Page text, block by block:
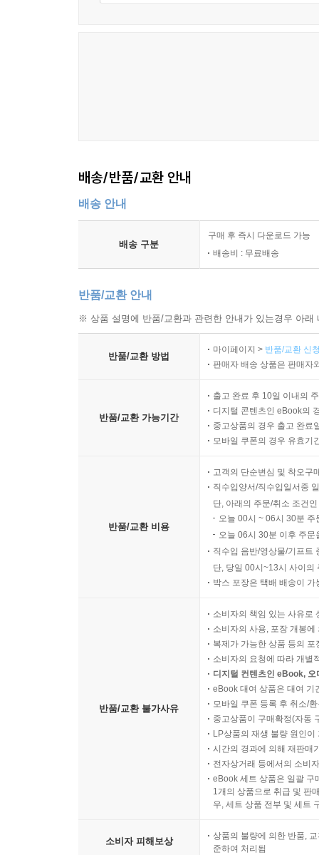
배송/반품/교환 안내
배송 안내
배송 구분
구매 후 즉시 다운로드 가능
배송비 : 무료배송
반품/교환 안내
※ 상품 설명에 반품/교환과 관련한 안내가 있는경우 아
반품/교환 방법
마이페이지 > 반품/교환 신
판매자 배송 상품은 판매자
반품/교환 가능기간
출고 완료 후 10일 이내의
디지털 콘텐츠인 eBook의
중고상품의 경우 출고 완료
모바일 쿠폰의 경우 유효기
반품/교환 비용
고객의 단순변심 및 착오구
직수입양서/직수입일서중
단, 아래의 주문/취소 조건
오늘 00시 ~ 06시 30분
오늘 06시 30분 이후 주
직수입 음반/영상물/기프트
단, 당일 00시~13시 사이의
박스 포장은 택배 배송이
반품/교환 불가사유
소비자의 책임 있는 사유로
소비자의 사용, 포장 개봉
복제가 가능한 상품 등의
소비자의 요청에 따라 개별
디지털 컨텐츠인 eBook,
eBook 대여 상품은 대여 기
모바일 쿠폰 등록 후 취소/
중고상품이 구매확정(자동
LP상품의 재생 불량 원인
시간의 경과에 의해 재판매
전자상거래 등에서의 소비
eBook 세트 상품은 일괄 구
1개의 상품으로 취급 및 판
우, 세트 상품 전부 및 세트
소비자 피해보상
상품의 불량에 의한 반품,
준하여 처리됨